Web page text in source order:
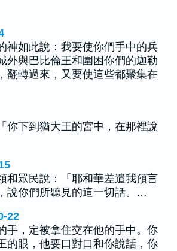
神如此說：我要使你們手中的兵
外與巴比倫王和圍困你們的迦勒
翻轉過來，又要使這些都聚集在
你下到猶大王的宮中，在那裡說
和眾民說：「耶和華差遣我預言
說你們所聽見的這一切話。…
22
手，定被拿住交在他的手中。你
的眼，他要口對口和你說話，你